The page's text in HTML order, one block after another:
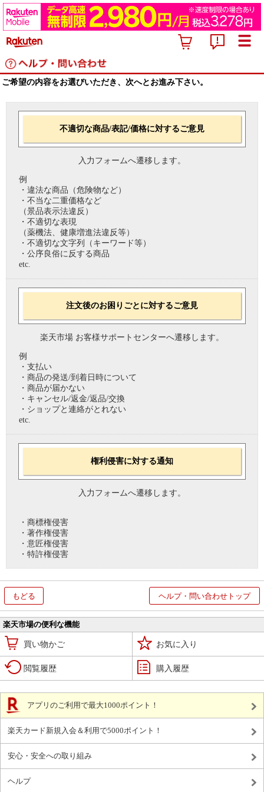
ご希望の内容をお選びいただき、次へとお進み下さい。
不適切な商品/表記/価格に対するご意見
入力フォームへ遷移します。
例
・違法な商品（危険物など）
・不当な二重価格など
（景品表示法違反）
・不適切な表現
（薬機法、健康増進法違反等）
・不適切な文字列（キーワード等）
・公序良俗に反する商品
etc.
注文後のお困りごとに対するご意見
楽天市場 お客様サポートセンターへ遷移します。
例
・支払い
・商品の発送/到着日時について
・商品が届かない
・キャンセル/返金/返品/交換
・ショップと連絡がとれない
etc.
権利侵害に対する通知
入力フォームへ遷移します。
・商標権侵害
・著作権侵害
・意匠権侵害
・特許権侵害
もどる ヘルプ・問い合わせトップ
楽天市場の便利な機能
買い物かご お気に入り
閲覧履歴 購入履歴
アプリのご利用で最大1000ポイント！
楽天カード新規入会＆利用で5000ポイント！
安心・安全への取り組み
ヘルプ